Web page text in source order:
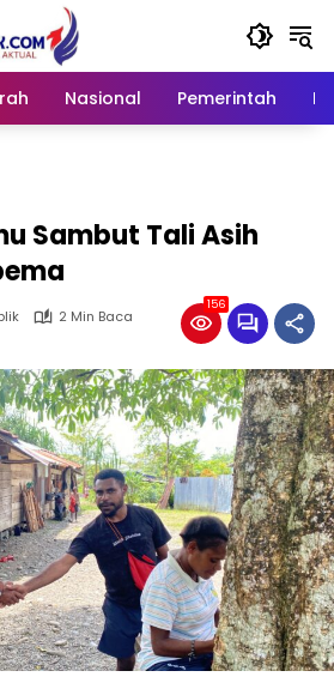
Nasional Pemerintah
Sambut Tali Asih
2 Min Baca
156